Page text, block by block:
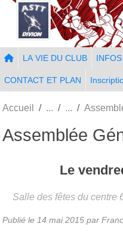
LA VIE DU CLUB
CONTACT ET PLAN
Accueil
Assemblée
Le
Salle des fêtes du centre
Publié le 14 mai 2015 par
Panneau de gestion des